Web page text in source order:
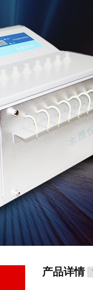
产品详情